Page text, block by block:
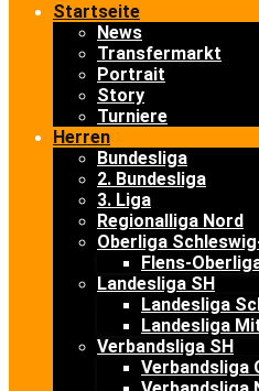
Startseite
News
Transfermarkt
Portrait
Story
Turniere
Herren
Bundesliga
2. Bundesliga
3. Liga
Regionalliga Nord
Oberliga
Flens-
Landesliga SH
Landesliga
Landesliga
Verbandsliga SH
Verbandsliga